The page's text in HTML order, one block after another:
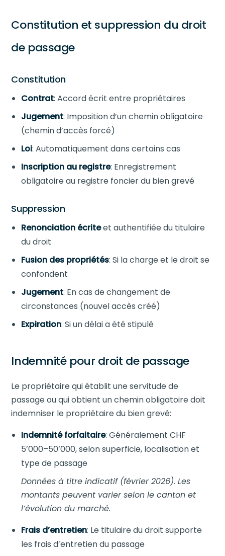
Constitution et suppression du droit
de passage
Constitution
Contrat: Accord écrit entre propriétaires
Jugement: Imposition d’un chemin obligatoire
(chemin d’accès forcé)
Loi: Automatiquement dans certains cas
Inscription au registre: Enregistrement
obligatoire au registre foncier du bien grevé
Suppression
Renonciation écriteet authentifiée du titulaire
du droit
Fusion des propriétés: Si la charge et le droit se
confondent
Jugement: En cas de changement de
circonstances (nouvel accès créé)
Expiration: Si un délai a été stipulé
Indemnité pour droit de passage
Le propriétaire qui établit une servitude de
passage ou qui obtient un chemin obligatoire doit
indemniser le propriétaire du bien grevé:
Indemnité forfaitaire: Généralement CHF
5’000–50’000, selon superficie, localisation et
type de passage
Données à titre indicatif (février 2026). Les
montants peuvent varier selon le canton et
l’évolution du marché.
Frais d’entretien: Le titulaire du droit supporte
les frais d’entretien du passage